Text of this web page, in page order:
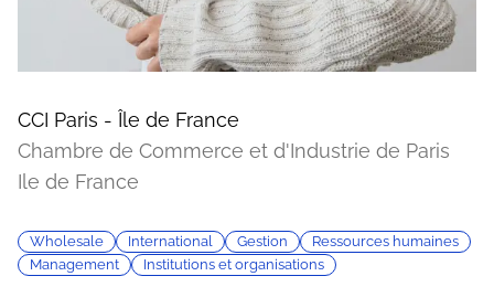
CCI Paris - Île de France
Chambre de Commerce et d'Industrie de Paris
Ile de France
Wholesale International Gestion
Ressources humaines
Management
Institutions et organisations